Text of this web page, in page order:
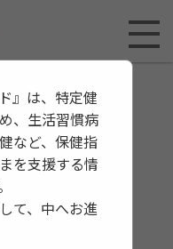
』は、特定健
、生活習慣病
など、保健指
を支援する情
て、中へお進